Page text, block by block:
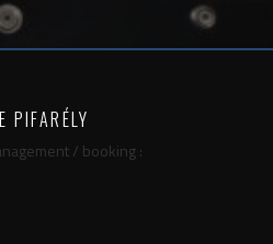
PIFARÉLY
/ booking :